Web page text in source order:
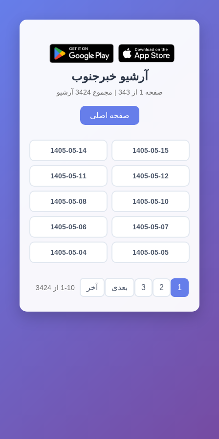
آرشیو خبرجنوب
صفحه 1 از 343 | مجموع 3424 آرشیو
صفحه اصلی
1405-05-15
1405-05-14
1405-05-12
1405-05-11
1405-05-10
1405-05-08
1405-05-07
1405-05-06
1405-05-05
1405-05-04
1
2
3 بعدی آخر 1-10 از 3424